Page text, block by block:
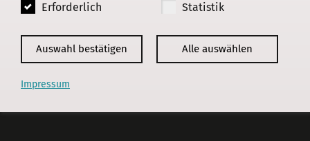
© 2018 - 2026KGParl
Erforderlich Statistik
Auswahl bestätigen Alle auswählen
Impressum